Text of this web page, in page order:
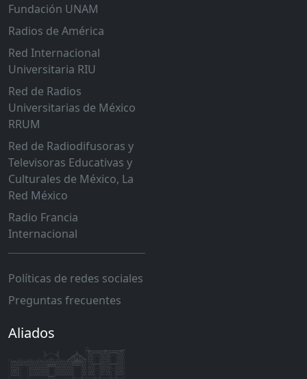
Fundación UNAM
Radios de América
Red Internacional
Universitaria RIU
Red de Radios
Universitarias de México
RRUM
Red de Radiodifusoras y
Televisoras Educativas y
Culturales de México, La
Red México
Radio Francia
Internacional
Políticas de redes sociales
Preguntas frecuentes
Aliados